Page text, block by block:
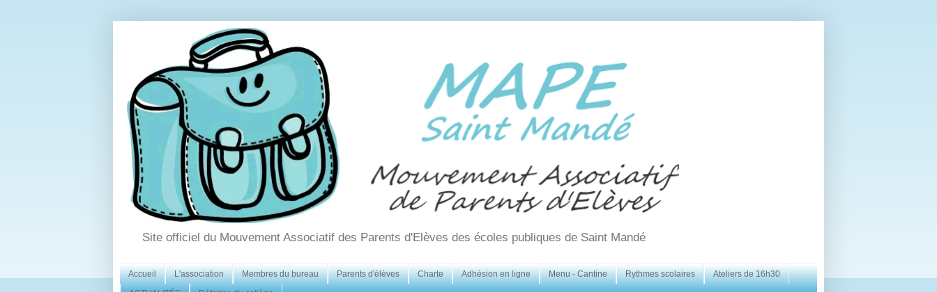
Site officiel du Mouvement Associatif des Parents d'Elèves des écoles publiques de Saint Mandé
Accueil L'association Membres du bureau Parents d'élèves Charte Adhésion en ligne Menu - Cantine Rythmes scolaires Ateliers de 16h30